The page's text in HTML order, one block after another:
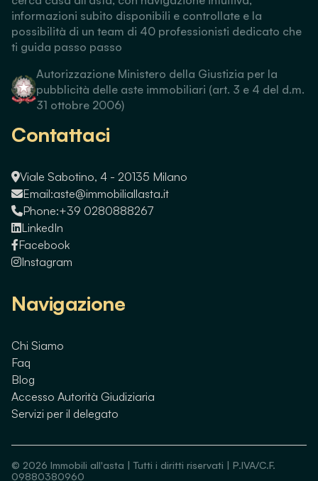
informazioni subito disponibili e controllate e la
possibilità di un team di 40 professionisti dedicato che
ti guida passo passo
Autorizzazione Ministero della Giustizia per la
pubblicità delle aste immobiliari (art. 3 e 4 del d.m.
31 ottobre 2006)
Contattaci
Viale Sabotino, 4 - 20135 Milano
Email:aste@immobiliallasta.it
Phone:+39 0280888267
LinkedIn
Facebook
Instagram
Navigazione
Chi Siamo
Faq
Blog
Accesso Autorità Giudiziaria
Servizi per il delegato
© 2026 Immobili all'asta | Tutti i diritti riservati | P.IVA/C.F.
09880380960